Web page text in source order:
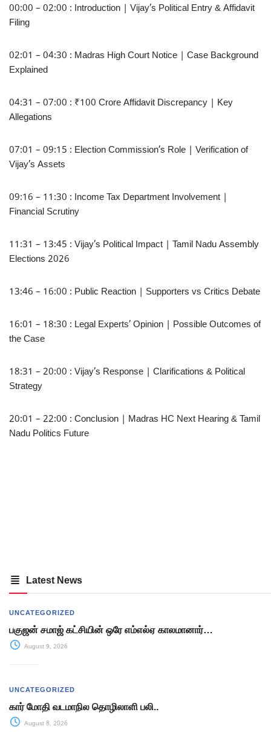
00:00 – 02:00 : Introduction | Vijay’s Political Entry & Affidavit
Filing
02:01 – 04:30 : Madras High Court Notice | Case Background
Explained
04:31 – 07:00 : ₹100 Crore Affidavit Discrepancy | Key
Allegations
07:01 – 09:15 : Election Commission’s Role | Verification of
Vijay’s Assets
09:16 – 11:30 : Income Tax Department Involvement |
Financial Scrutiny
11:31 – 13:45 : Vijay’s Political Impact | Tamil Nadu Assembly
Elections 2026
13:46 – 16:00 : Public Reaction | Supporters vs Critics Debate
16:01 – 18:30 : Legal Experts’ Opinion | Possible Outcomes of
the Case
18:31 – 20:00 : Vijay’s Response | Clarifications & Political
Strategy
20:01 – 22:00 : Conclusion | Madras HC Next Hearing & Tamil
Nadu Politics Future
Latest News
UNCATEGORIZED
பகுஜன் சமாஜ் கட்சியின் ஒரே எம்எல்ஏ காலமானார்…
August 9, 2026
UNCATEGORIZED
கார் மோதி வடமாநில தொழிலாளி பலி..
August 8, 2026